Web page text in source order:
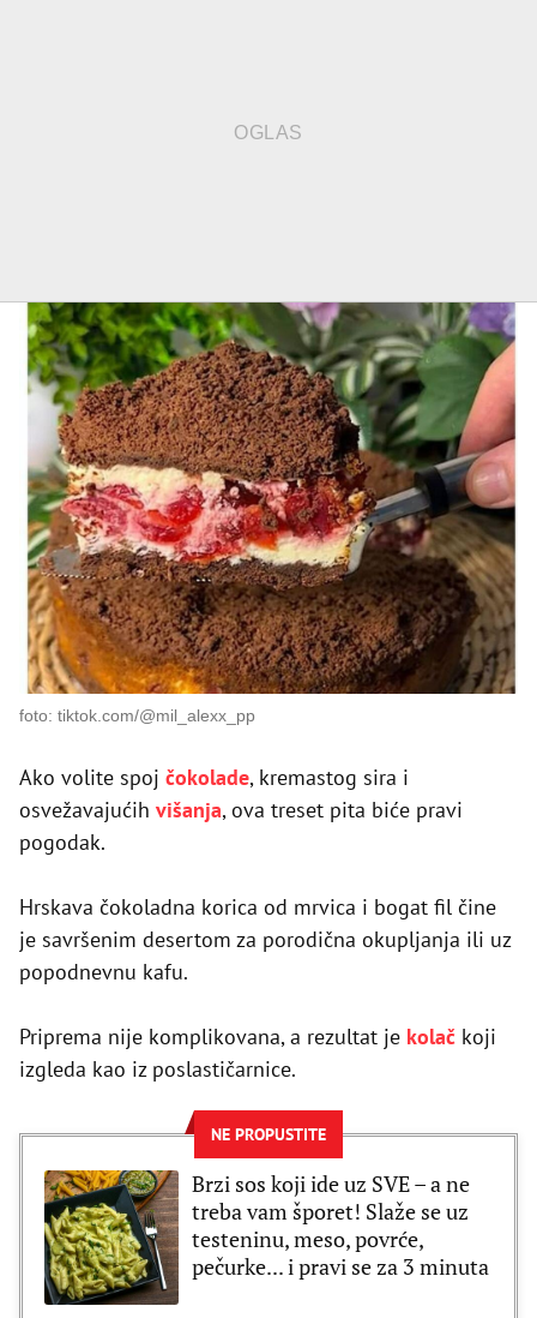
foto: tiktok.com/@mil_alexx_pp
Ako volite spoj čokolade, kremastog sira i
osvežavajućih višanja, ova treset pita biće pravi
pogodak.
Hrskava čokoladna korica od mrvica i bogat fil čine
je savršenim desertom za porodična okupljanja ili uz
popodnevnu kafu.
Priprema nije komplikovana, a rezultat je kolač koji
izgleda kao iz poslastičarnice.
NE PROPUSTITE
Brzi sos koji ide uz SVE – a ne
treba vam šporet! Slaže se uz
testeninu, meso, povrće,
pečurke... i pravi se za 3 minuta